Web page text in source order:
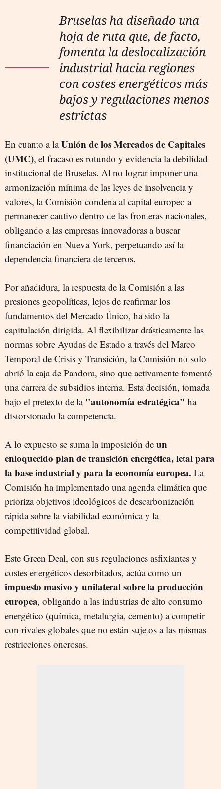
Bruselas ha diseñado una
hoja de ruta que, de facto,
fomenta la deslocalización
industrial hacia regiones
con costes energéticos más
bajos y regulaciones menos
estrictas
En cuanto a laUnión de los Mercados de Capitales
(UMC), el fracaso es rotundo y evidencia la debilidad
institucional de Bruselas. Al no lograr imponer una
armonización mínima de las leyes de insolvencia y
valores, la Comisión condena al capital europeo a
permanecer cautivo dentro de las fronteras nacionales,
obligando a las empresas innovadoras a buscar
financiación en Nueva York, perpetuando así la
dependencia financiera de terceros.
Por añadidura, la respuesta de la Comisión a las
presiones geopolíticas, lejos de reafirmar los
fundamentos del Mercado Único, ha sido la
capitulación dirigida. Al flexibilizar drásticamente las
normas sobre Ayudas de Estado a través del Marco
Temporal de Crisis y Transición, la Comisión no solo
abrió la caja de Pandora, sino que activamente fomentó
una carrera de subsidios interna. Esta decisión, tomada
bajo el pretexto de la "autonomía estratégica" ha
distorsionado la competencia.
A lo expuesto se suma la imposición de un
enloquecido plan de transición energética, letal para
la base industrial y para la economía europea. La
Comisión ha implementado una agenda climática que
prioriza objetivos ideológicos de descarbonización
rápida sobre la viabilidad económica y la
competitividad global.
Este Green Deal, con sus regulaciones asfixiantes y
costes energéticos desorbitados, actúa como un
impuesto masivo y unilateral sobre la producción
europea, obligando a las industrias de alto consumo
energético (química, metalurgia, cemento) a competir
con rivales globales que no están sujetos a las mismas
restricciones onerosas.